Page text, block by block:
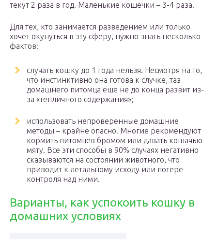
текут 2 раза в год. Маленькие кошечки – 3-4 раза.
Для тех, кто занимается разведением или только
хочет окунуться в эту сферу, нужно знать несколько
фактов:
случать кошку до 1 года нельзя. Несмотря на то,
что инстинктивно она готова к случке, таз
домашнего питомца еще не до конца развит из-
за «тепличного содержания»;
использовать непроверенные домашние
методы – крайне опасно. Многие рекомендуют
кормить питомцев бромом или давать кошачью
мяту. Все эти способы в 90% случаях негативно
сказываются на состоянии животного, что
приводит к летальному исходу или потере
контроля над ними.
Варианты, как успокоить кошку в
домашних условиях